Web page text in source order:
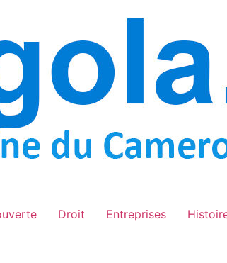
Droit Entreprises